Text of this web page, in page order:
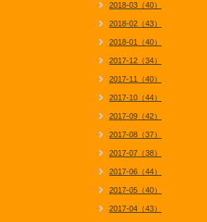
2018-03（40）
2018-02（43）
2018-01（40）
2017-12（34）
2017-11（40）
2017-10（44）
2017-09（42）
2017-08（37）
2017-07（38）
2017-06（44）
2017-05（40）
2017-04（43）